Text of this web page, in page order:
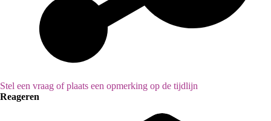
Stel een vraag of plaats een opmerking op de tijdlijn
Reageren